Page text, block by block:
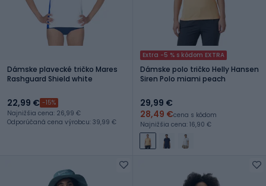
Dámske plavecké tričko Mares
Rashguard Shield white
22,99 € -15%
Najnižšia cena: 26,99 €
Odporúčaná cena výrobcu: 39,99 €
Extra -5 % s kódom EXTRA
Dámske polo tričko Helly Hansen
Siren Polo miami peach
29,99 €
28,49 €cena s kódom
Najnižšia cena: 16,90 €